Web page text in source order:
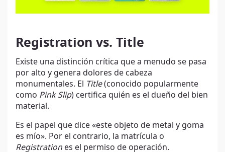
Registration vs. Title
Existe una distinción crítica que a menudo se pasa
por alto y genera dolores de cabeza
monumentales. El
Title(conocido popularmente
como Pink Slip) certifica quién es el dueño del bien
material.
Es el papel que dice «este objeto de metal y goma
es mío». Por el contrario, la matrícula o
Registration es el permiso de operación.